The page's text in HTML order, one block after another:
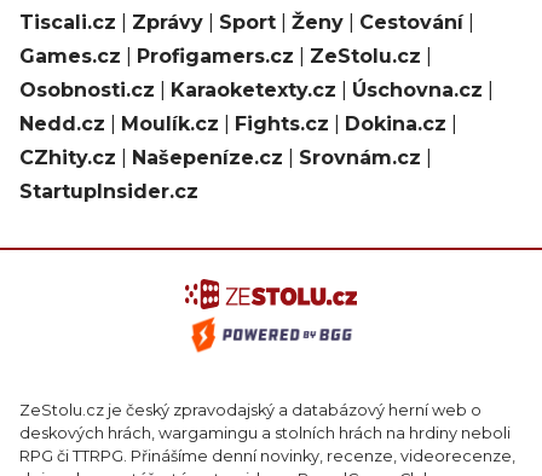
Tiscali.cz Zprávy Sport Ženy Cestování|
Games.cz
Profigamers.cz ZeStolu.cz
Osobnosti.cz
Karaoketexty.cz Úschovna.cz
Nedd.cz
Moulík.cz Fights.cz Dokina.cz
CZhity.cz
Našepeníze.cz Srovnám.cz
StartupInsider.cz
ZeStolu.cz je český zpravodajský a databázový herní web o
deskových hrách, wargamingu a stolních hrách na hrdiny neboli
RPG či TTRPG. Přinášíme denní novinky, recenze, videorecenze,